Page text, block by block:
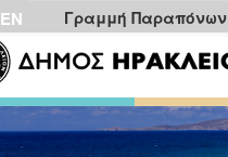
EN Γραμμή Παραπόνων